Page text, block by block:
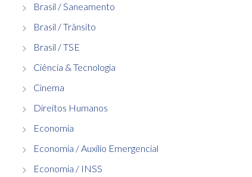
Brasil / Saneamento
Brasil / Trânsito
Brasil / TSE
Ciência & Tecnologia
Cinema
Direitos Humanos
Economia
Economia / Auxílio Emergencial
Economia / INSS